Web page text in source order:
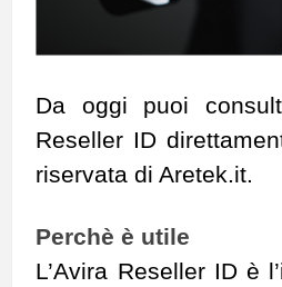
Da oggi puoi
Reseller ID
riservata di Aretek.it.
Perchè è utile
L’Avira Reseller ID è